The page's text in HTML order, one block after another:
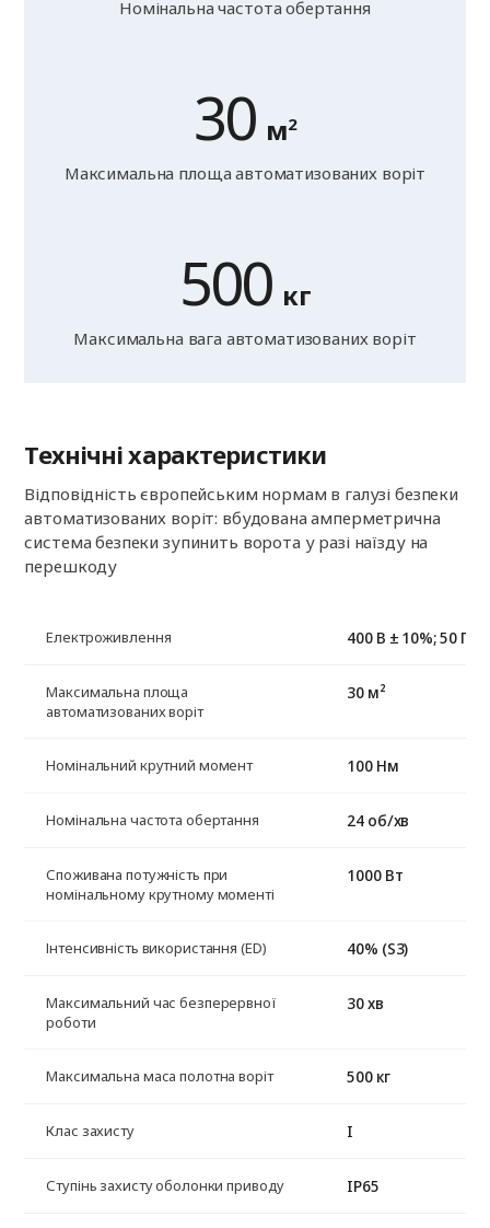
Номінальна частота обертання
30 м2
Максимальна площа автоматизованих воріт
500 кг
Максимальна вага автоматизованих воріт
Технічні характеристики
Відповідність європейським нормам в галузі безпеки
автоматизованих воріт: вбудована амперметрична
система безпеки зупинить ворота у разі наїзду на
перешкоду
Електроживлення 400 В ± 10%; 50 Гц
Максимальна площа
автоматизованих воріт
30 м²
Номінальний крутний момент 100 Нм
Номінальна частота обертання 24 об/хв
Споживана потужність при
номінальному крутному моменті
1000 Вт
Інтенсивність використання (ED) 40% (S3)
Максимальний час безперервної
роботи
30 хв
Максимальна маса полотна воріт 500 кг
Клас захисту I
Ступінь захисту оболонки приводу IP65